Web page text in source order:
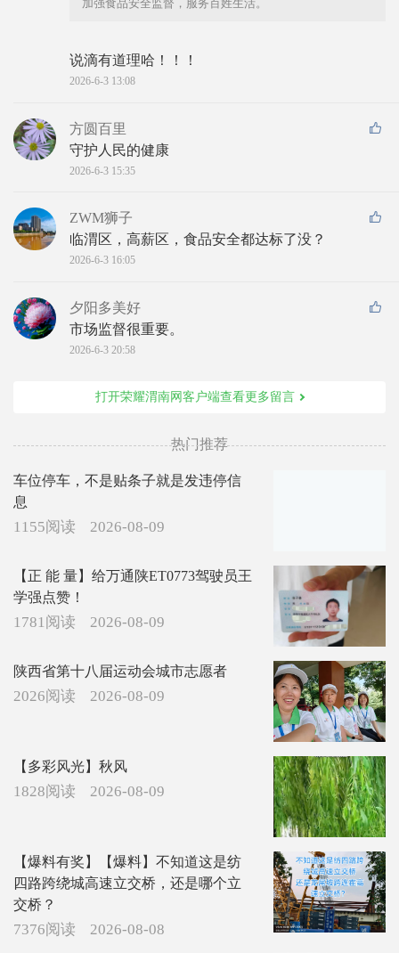
加强食品安全监督，服务百姓生活。
说滴有道理哈！！！
2026-6-3 13:08
方圆百里
守护人民的健康
2026-6-3 15:35
ZWM狮子
临渭区，高薪区，食品安全都达标了没？
2026-6-3 16:05
夕阳多美好
市场监督很重要。
2026-6-3 20:58
打开荣耀渭南网客户端查看更多留言
热门推荐
车位停车，不是贴条子就是发违停信
息
1155阅读 2026-08-09
【正 能 量】给万通陕ET0773驾驶员王
学强点赞！
1781阅读 2026-08-09
陕西省第十八届运动会城市志愿者
2026阅读 2026-08-09
【多彩风光】秋风
1828阅读 2026-08-09
【爆料有奖】【爆料】不知道这是纺
四路跨绕城高速立交桥，还是哪个立
交桥？
7376阅读 2026-08-08